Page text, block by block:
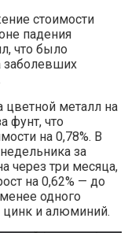
стоимости
падения
что было
заболевших
металл на
фунт, что
на 0,78%. В
за
через три месяца,
на 0,62% — до
одного
цинк и алюминий.